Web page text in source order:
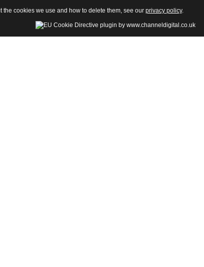
Sezione di Psicologia-
cookies we use and how to delete them, see our privacy policy.